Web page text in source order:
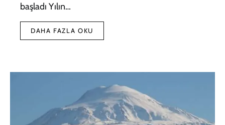
başladı Yılın…
DAHA FAZLA OKU